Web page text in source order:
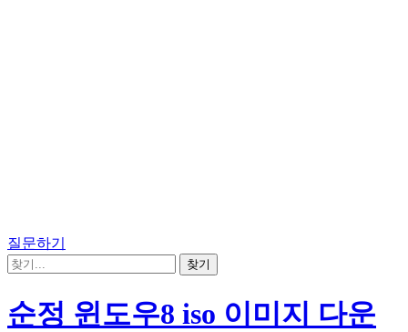
질문하기
순정 윈도우8 iso 이미지 다운